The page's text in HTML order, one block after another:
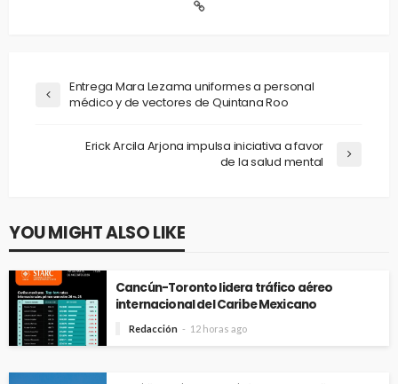
Entrega Mara Lezama uniformes a personal
médico y de vectores de Quintana Roo
Erick Arcila Arjona impulsa iniciativa a favor
de la salud mental
YOU MIGHT ALSO LIKE
Cancún-Toronto lidera tráfico aéreo
internacional del Caribe Mexicano
Redacción 12 horas ago